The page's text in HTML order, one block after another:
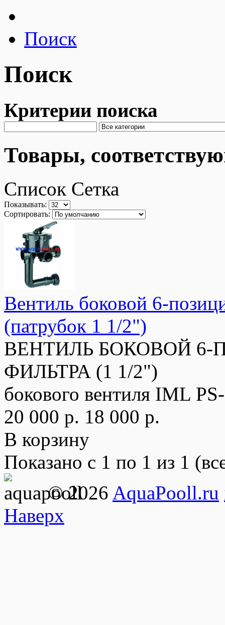
Поиск
Поиск
Критерии поиска
Товары,
Список Сетка
Показывать:
Сортировать:
Вентиль боковой 6-
(патрубок 1 1/2")
ВЕНТИЛЬ БОКОВОЙ 6-
ФИЛЬТРА (1 1/2")
бокового вентиля IML
20 000 р. 18 000 р.
В корзину
Показано с 1 по 1 из 1
© 2026 AquaPooll.ru
Наверх